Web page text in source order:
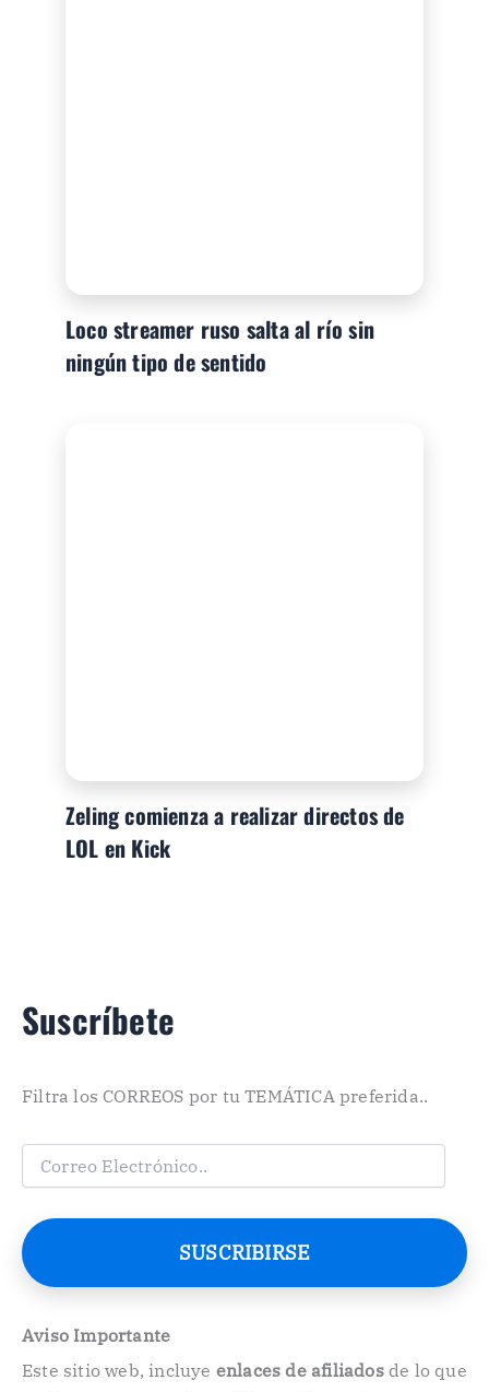
Loco streamer ruso salta al río sin
ningún tipo de sentido
Zeling comienza a realizar directos de
LOL en Kick
Suscríbete
Filtra los CORREOS por tu TEMÁTICA preferida..
C
e
o
e
t
SUSCRIBIRSE
Aviso Importante
Este sitio web, incluye enlaces de afiliadosde lo que